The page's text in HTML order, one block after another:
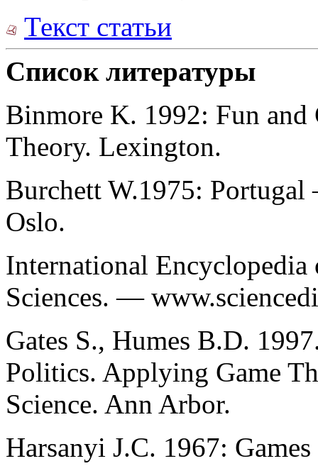
Текст статьи
Список литературы
Binmore K. 1992: Fun
Theory. Lexington.
Burchett W.1975:
Oslo.
International
Sciences. —
Gates S., Humes B.D.
Politics. Applying Game
Science. Ann Arbor.
Harsanyi J.C. 1967: